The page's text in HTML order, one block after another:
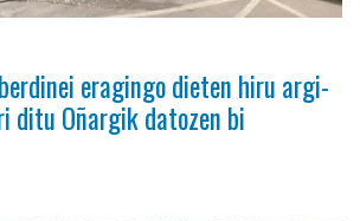
eragingo dieten hiru argi-
ditu Oñargik datozen bi